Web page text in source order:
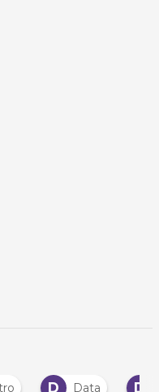
D Data D Datos